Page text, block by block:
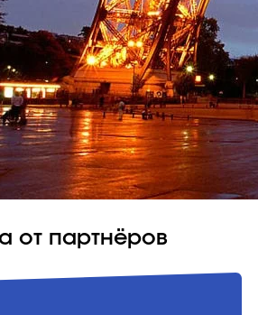
от партнёров